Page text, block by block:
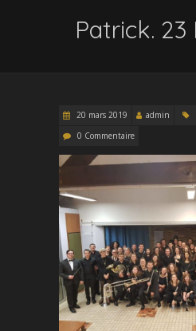
Patrick. 23
20 mars 2019 admin
0 Commentaire